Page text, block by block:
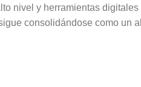
nivel y herramientas digitales
consolidándose como un